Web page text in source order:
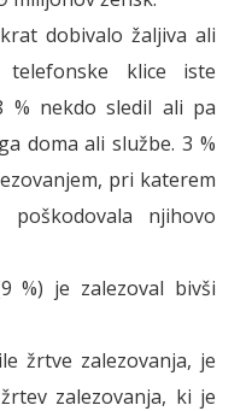
dobivalo žaljiva ali
klice iste
% nekdo sledil ali pa
doma ali službe. 3 %
pri katerem
njihovo
%) je zalezoval bivši
žrtve zalezovanja, je
zalezovanja, ki je